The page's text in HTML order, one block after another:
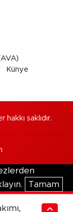
Künye
saklıdır.
Tamam